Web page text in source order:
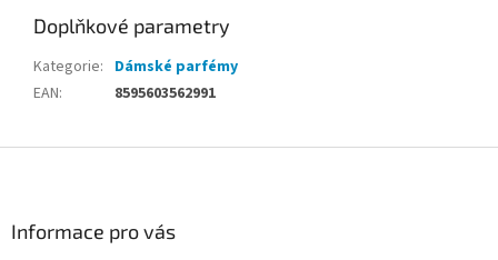
Doplňkové parametry
Kategorie: Dámské parfémy
EAN: 8595603562991
Informace pro vás